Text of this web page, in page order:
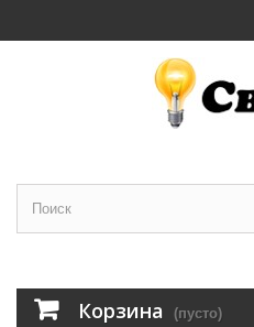
Корзина (пусто)